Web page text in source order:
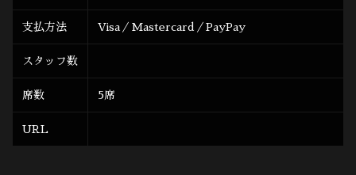
支払方法 Visa／Mastercard／PayPay
スタッフ数
席数 5席
URL